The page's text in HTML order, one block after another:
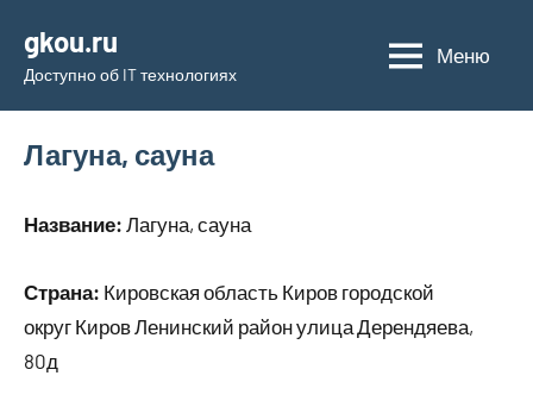
содержимому
gkou.ru
Доступно об IT технологиях
Меню
Лагуна, сауна
Название: Лагуна, сауна
Страна: Кировская область Киров городской
округ Киров Ленинский район улица Дерендяева,
80д